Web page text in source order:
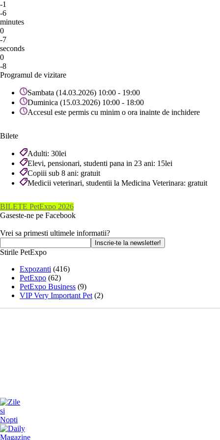
-1
-6
minutes
0
-7
seconds
0
-8
Programul de vizitare
Sambata (14.03.2026) 10:00 - 19:00
Duminica (15.03.2026) 10:00 - 18:00
Accesul este permis cu minim o ora inainte de inchidere
Bilete
Adulti: 30lei
Elevi, pensionari, studenti pana in 23 ani: 15lei
Copiii sub 8 ani: gratuit
Medicii veterinari, studentii la Medicina Veterinara: gratuit
BILETE PetExpo 2026
Gaseste-ne pe Facebook
Vrei sa primesti ultimele informatii?
Stirile PetExpo
Expozanti (416)
PetExpo (62)
PetExpo Business (9)
VIP Very Important Pet (2)